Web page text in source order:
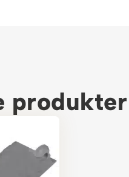
produkter